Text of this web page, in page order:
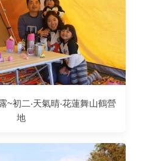
~初二‧天氣晴‧花蓮舞山鶴營
地